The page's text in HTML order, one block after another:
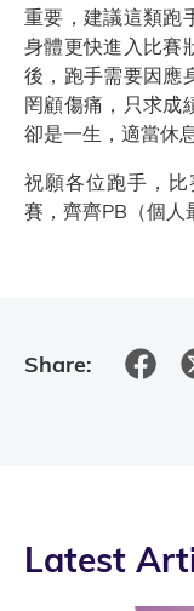
重要，建議這類跑
身體更快進入比賽
後，跑手需要因應
罔顧傷痛，只求成
卻是一生，適當休
祝願各位跑手，
賽，齊齊PB（個人
Share:
Latest